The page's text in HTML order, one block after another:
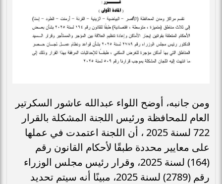
ومن جانبه، أوضح اللواء عبدالله عاشور السكرتير
العام للمحافظة ورئيس اللجنة المشكلة بالقرار
722 لسنة 2025 ، أن اللجنة اعتمدت في عملها
على معايير محددة طبقًا لأحكام القانون رقم
(164) لسنة 2025، وقرار رئيس مجلس الوزراء
رقم (2789) لسنة 2025، مبينًا أنه سيتم تحديد